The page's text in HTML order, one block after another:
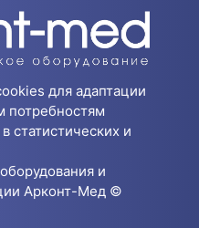
для адаптации
потребностям
статистических и
и
Арконт-Мед ©